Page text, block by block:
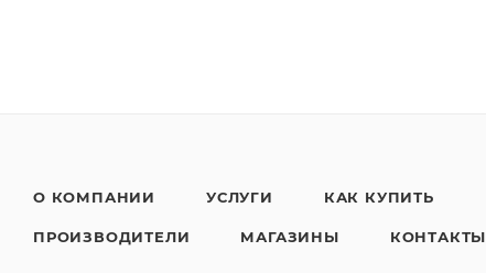
О КОМПАНИИ УСЛУГИ КАК КУПИТЬ
ПРОИЗВОДИТЕЛИ МАГАЗИНЫ КОНТАКТЫ